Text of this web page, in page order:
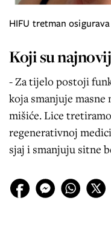
HIFU tretman
Koji su
- Za tijelo postoji
koja smanjuje
mišiće. Lice
regenerativnoj
sjaj i smanjuju sitne